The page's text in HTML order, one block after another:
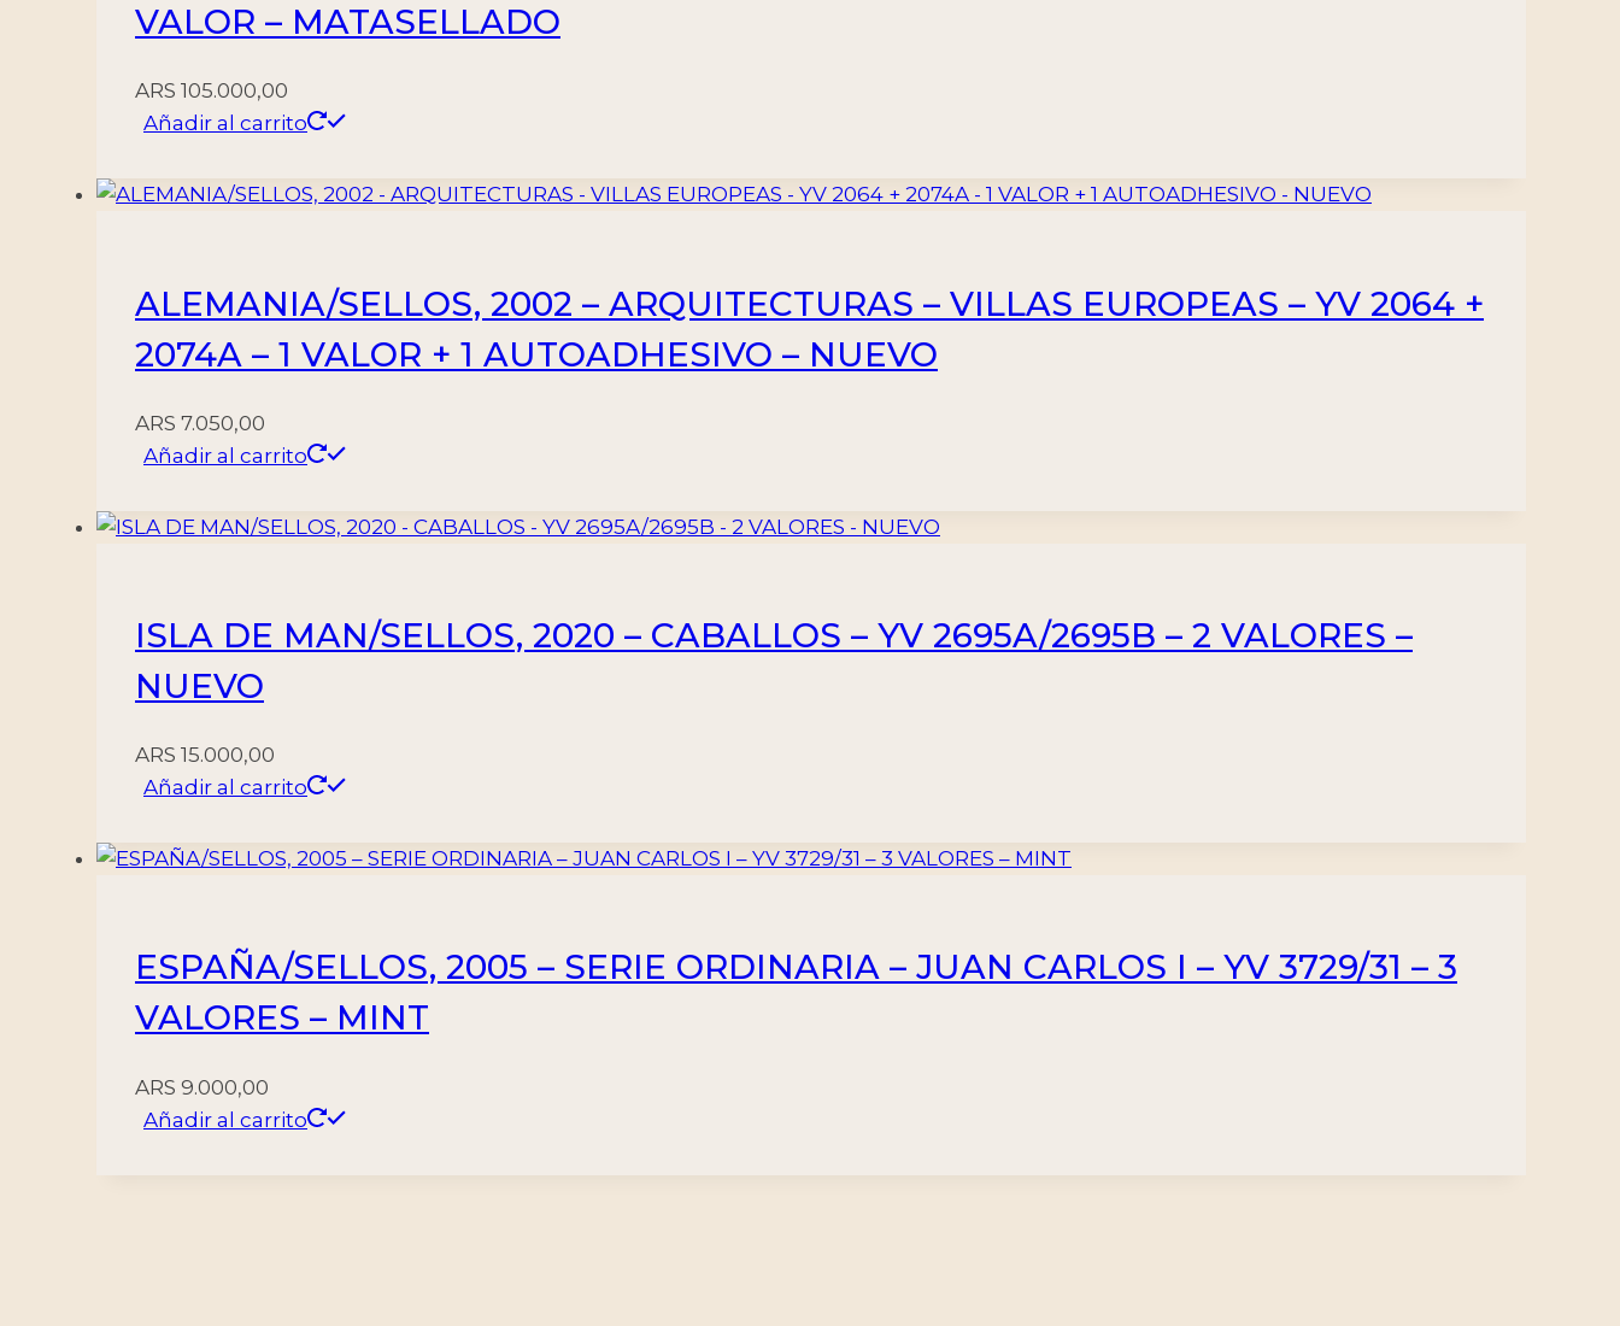
VALOR – MATASELLADO
ARS 105.000,00
Añadir al carrito
ALEMANIA/SELLOS, 2002 – ARQUITECTURAS – VILLAS EUROPEAS – YV 2064 +
2074A – 1 VALOR + 1 AUTOADHESIVO – NUEVO
ARS 7.050,00
Añadir al carrito
ISLA DE MAN/SELLOS, 2020 – CABALLOS – YV 2695A/2695B – 2 VALORES –
NUEVO
ARS 15.000,00
Añadir al carrito
ESPAÑA/SELLOS, 2005 – SERIE ORDINARIA – JUAN CARLOS I – YV 3729/31 – 3
VALORES – MINT
ARS 9.000,00
Añadir al carrito